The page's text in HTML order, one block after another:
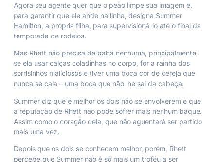
Agora seu agente quer que o peão limpe sua imagem e,
para garantir que ele ande na linha, designa Summer
Hamilton, a própria filha, para supervisioná-lo até o final da
temporada de rodeios.
Mas Rhett não precisa de babá nenhuma, principalmente
se ela usar calças coladinhas no corpo, for a rainha dos
sorrisinhos maliciosos e tiver uma boca cor de cereja que
nunca se cala – uma boca que não lhe sai da cabeça.
Summer diz que é melhor os dois não se envolverem e que
a reputação de Rhett não pode sofrer mais nenhum baque.
Assim como o coração dela, que não aguentará ser partido
mais uma vez.
Depois que os dois se conhecem melhor, porém, Rhett
percebe que Summer não é só mais um troféu a ser